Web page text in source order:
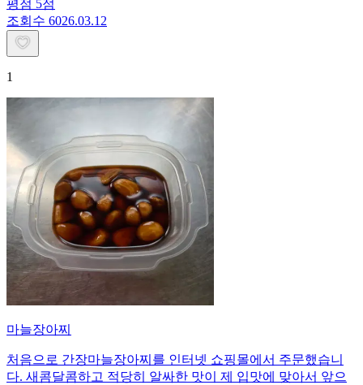
평점 5점
조회수 6026.03.12
1
마늘장아찌
처음으로 간장마늘장아찌를 인터넷 쇼핑몰에서 주문했습니
다. 새콤달콤하고 적당히 알싸한 맛이 제 입맛에 맞아서 앞으